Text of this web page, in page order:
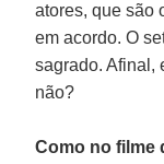
atores, que são
em acordo. O
sagrado. Afinal,
não?
Como no filme